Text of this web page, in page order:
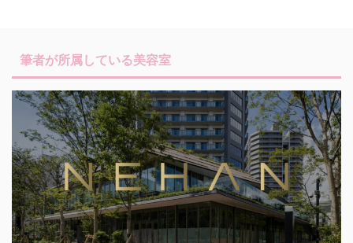
筆者が所属している美容室